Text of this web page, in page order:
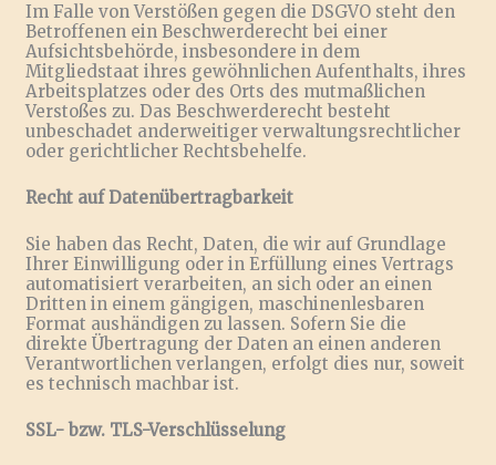
Im Falle von Verstößen gegen die DSGVO steht den
Betroffenen ein Beschwerderecht bei einer
Aufsichtsbehörde, insbesondere in dem
Mitgliedstaat ihres gewöhnlichen Aufenthalts, ihres
Arbeitsplatzes oder des Orts des mutmaßlichen
Verstoßes zu. Das Beschwerderecht besteht
unbeschadet anderweitiger verwaltungsrechtlicher
oder gerichtlicher Rechtsbehelfe.
Recht auf Datenübertragbarkeit
Sie haben das Recht, Daten, die wir auf Grundlage
Ihrer Einwilligung oder in Erfüllung eines Vertrags
automatisiert verarbeiten, an sich oder an einen
Dritten in einem gängigen, maschinenlesbaren
Format aushändigen zu lassen. Sofern Sie die
direkte Übertragung der Daten an einen anderen
Verantwortlichen verlangen, erfolgt dies nur, soweit
es technisch machbar ist.
SSL- bzw. TLS-Verschlüsselung